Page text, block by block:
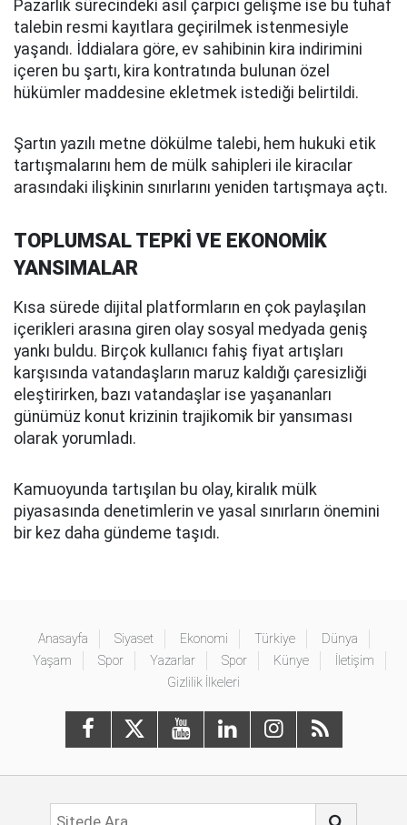
Pazarlık sürecindeki asıl çarpıcı gelişme ise bu tuhaf
talebin resmi kayıtlara geçirilmek istenmesiyle
yaşandı. İddialara göre, ev sahibinin kira indirimini
içeren bu şartı, kira kontratında bulunan özel
hükümler maddesine ekletmek istediği belirtildi.
Şartın yazılı metne dökülme talebi, hem hukuki etik
tartışmalarını hem de mülk sahipleri ile kiracılar
arasındaki ilişkinin sınırlarını yeniden tartışmaya açtı.
TOPLUMSAL TEPKİ VE EKONOMİK
YANSIMALAR
Kısa sürede dijital platformların en çok paylaşılan
içerikleri arasına giren olay sosyal medyada geniş
yankı buldu. Birçok kullanıcı fahiş fiyat artışları
karşısında vatandaşların maruz kaldığı çaresizliği
eleştirirken, bazı vatandaşlar ise yaşananları
günümüz konut krizinin trajikomik bir yansıması
olarak yorumladı.
Kamuoyunda tartışılan bu olay, kiralık mülk
piyasasında denetimlerin ve yasal sınırların önemini
bir kez daha gündeme taşıdı.
Anasayfa Siyaset Ekonomi Türkiye
Dünya
Yaşam
Spor Yazarlar Spor Künye
İletişim
Gizlilik İlkeleri